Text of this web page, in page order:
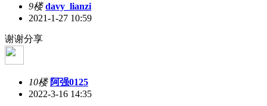
9楼 davy_lianzi
2021-1-27 10:59
谢谢分享
10楼 阿强0125
2022-3-16 14:35